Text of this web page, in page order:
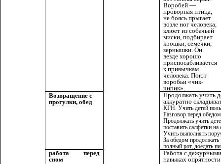
Воробей —
проворная птица,
не боясь прыгает
возле ног человека,
клюет из собачьей
миски, подбирает
крошки, семечки,
зернышки. Он
везде хорошо
приспосабливается
к привычкам
человека. Поют
воробьи «чик-
чирик».
Возвращение с
прогулки, обед
Продолжать учить
аккуратно
КГН. Учить детей
Разговор перед
Продолжать учить
поставить салфетки
Учить выполнять
За обедом продолжать
полный рот, доедать
работа перед
сном
Работа с
навыках